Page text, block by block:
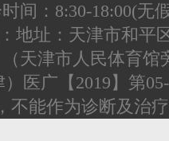
间：8:30-18:00(无
地址：天津市和平
（天津市人民体育馆
）医广【2019】第
不能作为诊断及治